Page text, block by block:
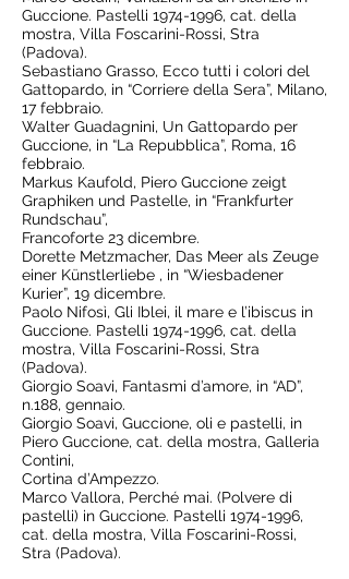
Guccione. Pastelli 1974-1996, cat. della
mostra, Villa Foscarini-Rossi, Stra
(Padova).
Sebastiano Grasso, Ecco tutti i colori del
Gattopardo, in “Corriere della Sera”, Milano,
17 febbraio.
Walter Guadagnini, Un Gattopardo per
Guccione, in “La Repubblica”, Roma, 16
febbraio.
Markus Kaufold, Piero Guccione zeigt
Graphiken und Pastelle, in “Frankfurter
Rundschau”,
Francoforte 23 dicembre.
Dorette Metzmacher, Das Meer als Zeuge
einer Künstlerliebe , in “Wiesbadener
Kurier”, 19 dicembre.
Paolo Nifosì, Gli Iblei, il mare e l’ibiscus in
Guccione. Pastelli 1974-1996, cat. della
mostra, Villa Foscarini-Rossi, Stra
(Padova).
Giorgio Soavi, Fantasmi d’amore, in “AD”,
n.188, gennaio.
Giorgio Soavi, Guccione, oli e pastelli, in
Piero Guccione, cat. della mostra, Galleria
Contini,
Cortina d’Ampezzo.
Marco Vallora, Perché mai. (Polvere di
pastelli) in Guccione. Pastelli 1974-1996,
cat. della mostra, Villa Foscarini-Rossi,
Stra (Padova).